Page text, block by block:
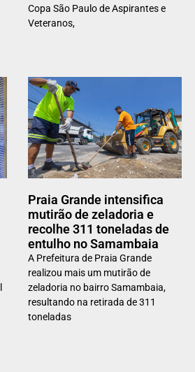
Copa São Paulo de Aspirantes e
Veteranos,
Praia Grande intensifica
mutirão de zeladoria e
recolhe 311 toneladas de
entulho no Samambaia
A Prefeitura de Praia Grande
realizou mais um mutirão de
zeladoria no bairro Samambaia,
resultando na retirada de 311
toneladas